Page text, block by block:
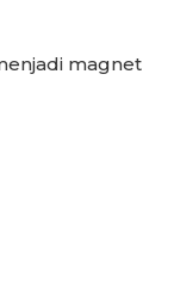
magnet